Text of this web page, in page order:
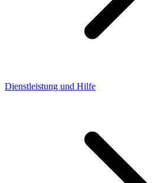
Dienstleistung und Hilfe